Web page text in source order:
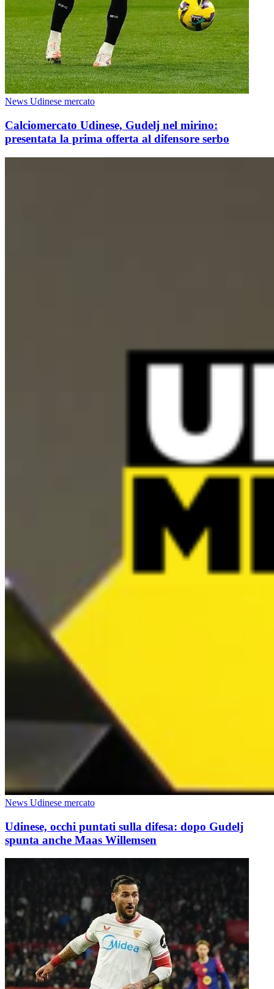
News Udinese mercato
Calciomercato Udinese, Gudelj nel mirino:
presentata la prima offerta al difensore serbo
News Udinese mercato
Udinese, occhi puntati sulla difesa: dopo Gudelj
spunta anche Maas Willemsen